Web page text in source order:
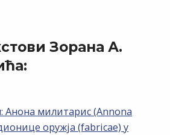
Зорана А.
Анона милитарис (Annona
оружја (fabricae) у